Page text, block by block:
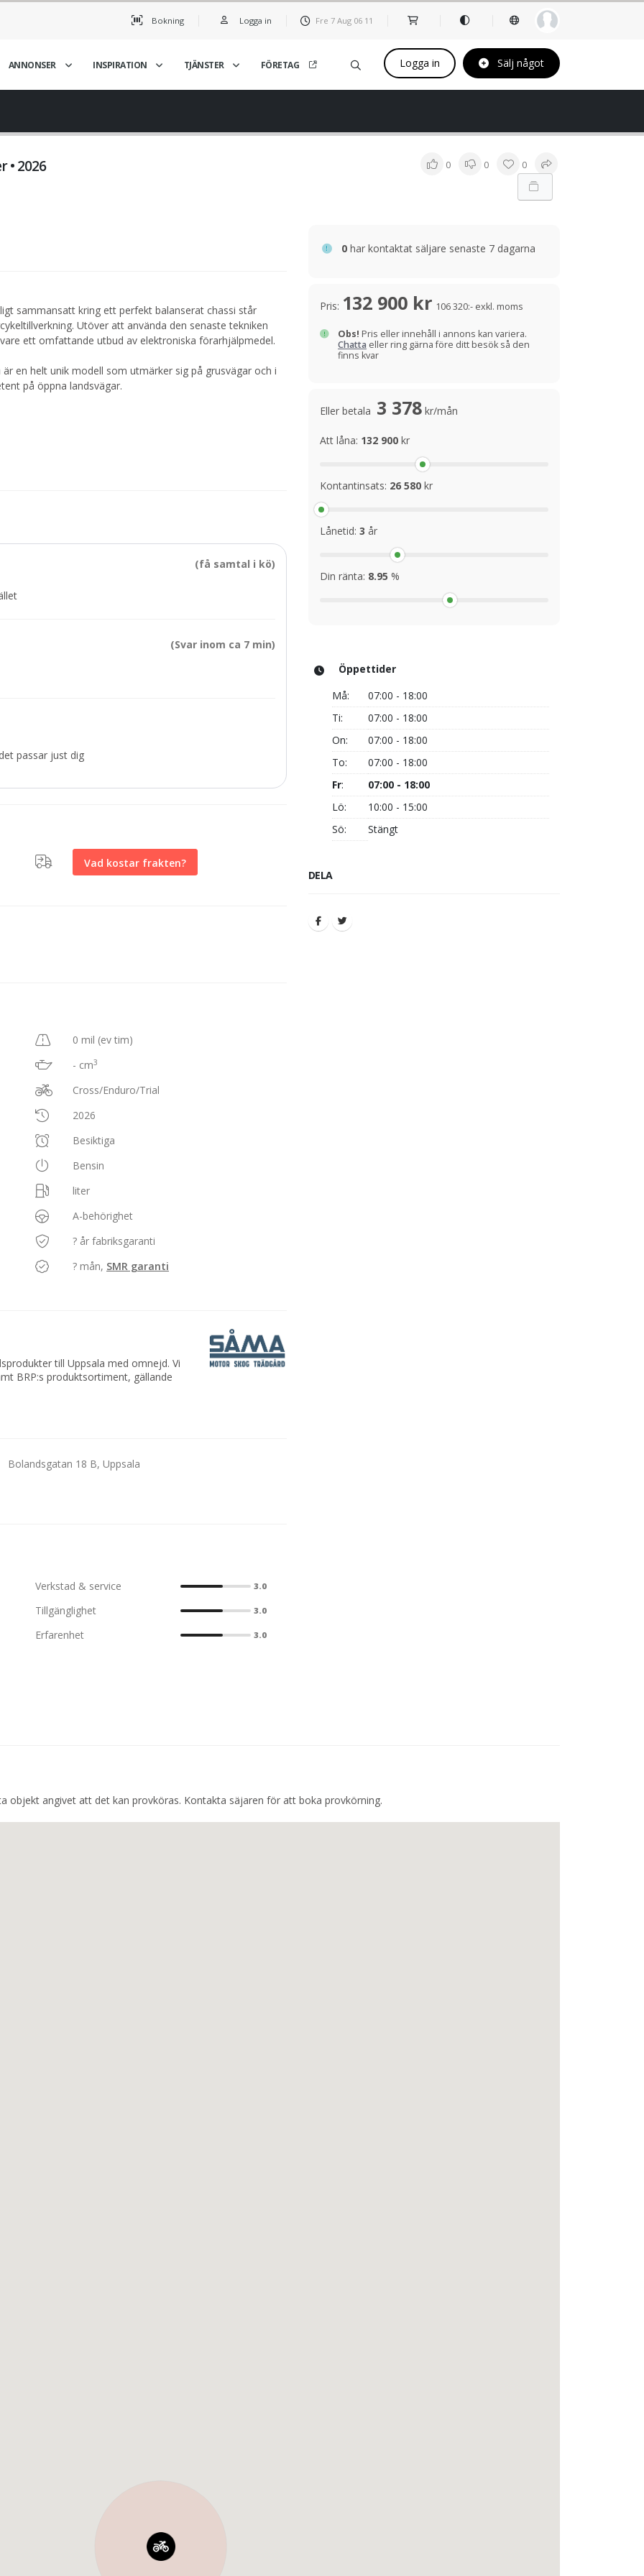
Bokning Logga in Fre 7 Aug 06 11
ANNONSER INSPIRATION TJÄNSTER FÖRETAG Logga in Sälj något
• 2026 0 0 0
sammansatt kring ett perfekt balanserat chassi står
Utöver att använda den senaste tekniken
ett omfattande utbud av elektroniska förarhjälpmedel.
en helt unik modell som utmärker sig på grusvägar och i
på öppna landsvägar.
(få samtal i kö)
(Svar inom ca 7 min)
passar just dig
Vad kostar frakten?
0 mil (ev tim)
- cm3
Cross/Enduro/Trial
2026
Besiktiga
Bensin
liter
A-behörighet
? år fabriksgaranti
? mån, SMR garanti
till Uppsala med omnejd. Vi
BRP:s produktsortiment, gällande
Bolandsgatan 18 B, Uppsala
Verkstad & service 3.0
Tillgänglighet 3.0
Erfarenhet 3.0
0 har kontaktat säljare senaste 7 dagarna
Pris: 132 900 kr 106 320:- exkl. moms
Obs! Pris eller innehåll i annons kan variera.
Chatta eller ring gärna före ditt besök så den
finns kvar
Eller betala 3 378 kr/mån
Att låna: 132 900 kr
Kontantinsats: 26 580 kr
Lånetid: 3 år
Din ränta: 8.95 %
Öppettider
Må:
07:00 - 18:00
Ti:
07:00 - 18:00
On:
07:00 - 18:00
To:
07:00 - 18:00
Fr:
07:00 - 18:00
Lö:
10:00 - 15:00
Sö:
Stängt
DELA
objekt angivet att det kan provköras. Kontakta säjaren för att boka provkörning.